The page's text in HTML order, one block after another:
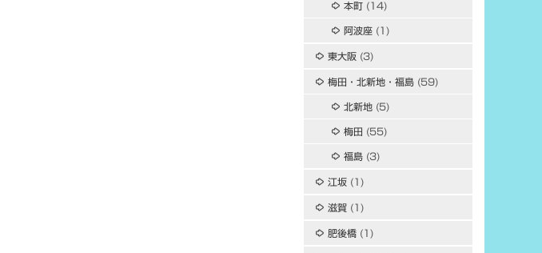
本町 (14)
阿波座 (1)
東大阪 (3)
梅田・北新地・福島 (59)
北新地 (5)
梅田 (55)
福島 (3)
江坂 (1)
滋賀 (1)
肥後橋 (1)